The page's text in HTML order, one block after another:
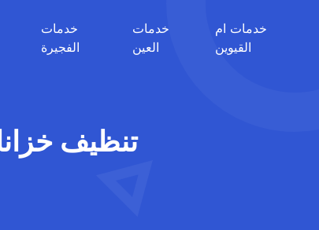
خدمات
الفجيرة
خدمات
العين
خدمات ام
القيوين
تنظيف خزانات في